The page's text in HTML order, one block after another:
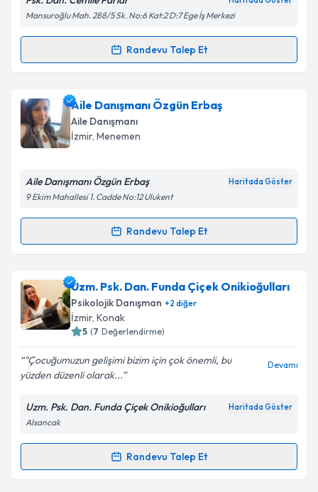
Kişisel verilerimin işlenmesine ilişkinAydınlatma
Metni'ni okudum ve kişisel verilerimin belirtilen
kapsamda işlenmesini kabul ediyorum.
Mansuroğlu Mah. 288/5 Sk. No:6 Kat:2 D:7 Ege İş Merkezi
Randevu Talep Et
Randevu Takvimi Talebi
Psk. Dan. Cemile Parlariçin randevu takvimi talebi
oluşturun. Size bu uzmandan randevu almanız için bir
takvim hazırlandığında e-posta ile bilgilendireceğiz.
Kişisel verilerimin işlenmesine ilişkin
Metni'ni okudum ve kişisel verilerimin belirtilen
Takvim Talebini Gönder
Aile Danışmanı Özgün Erbaş
Aile Danışmanı
İzmir, Menemen
Aile Danışmanı Özgün Erbaş Haritada Göster
9 Ekim Mahallesi 1. Cadde No:12 Ulukent
Randevu Talep Et
Randevu Takvimi Talebi
Aile Danışmanı Özgün Erbaş için randevu takvimi
talebi oluşturun. Size bu uzmandan randevu almanız
için bir takvim hazırlandığında e-posta ile
bilgilendireceğiz.
E-posta Adresiniz
Metni'ni okudum ve kişisel verilerimin belirtilen
kapsamda işlenmesini kabul ediyorum.
Uzm. Psk. Dan. Funda Çiçek Onikioğulları
Psikolojik Danışman +2 diğer
İzmir, Konak
5 (7 Değerlendirme)
"Çocuğumuzun gelişimi bizim için çok önemli, bu
yüzden düzenli olarak...
Devamı
Uzm. Psk. Dan. Funda Çiçek Onikioğulları Haritada Göster
Alsancak
Randevu Talep Et
Randevu Takvimi Talebi